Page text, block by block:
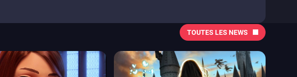
TOUTES LES NEWS